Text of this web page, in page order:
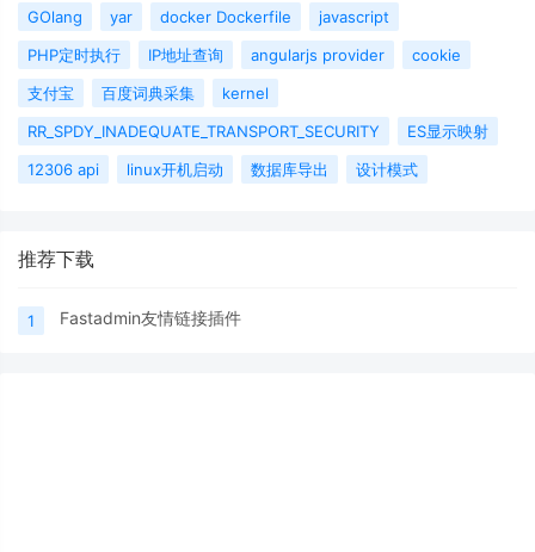
GOlang yar docker Dockerfile
javascript
PHP定时执行
IP地址查询 angularjs provider
cookie
支付宝
百度词典采集
kernel
RR_SPDY_INADEQUATE_TRANSPORT_SECURITY
ES显示映射
12306 api
linux开机启动 数据库导出 设计模式
推荐下载
1 Fastadmin友情链接插件